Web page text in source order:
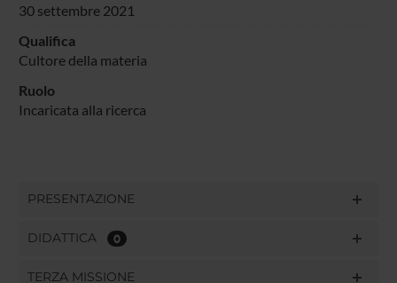
30 settembre 2021
Qualifica
Cultore della materia
Ruolo
Incaricata alla ricerca
PRESENTAZIONE
DIDATTICA 0
TERZA MISSIONE